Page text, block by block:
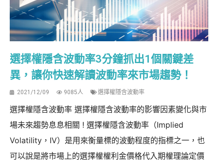
選擇權隱含波動率3分鐘抓出1個關鍵差
異，讓你快速解讀波動率來市場趨勢！
2021/12/09 9085人 選擇權隱含波動率
選擇權隱含波動率 選擇權隱含波動率的影響因素變化與市
場未來趨勢息息相關 ! 選擇權隱含波動率（Implied
Volatility，IV）是用來衡量標的波動程度的指標之一，也
可以說是將市場上的選擇權權利金價格代入期權理論定價